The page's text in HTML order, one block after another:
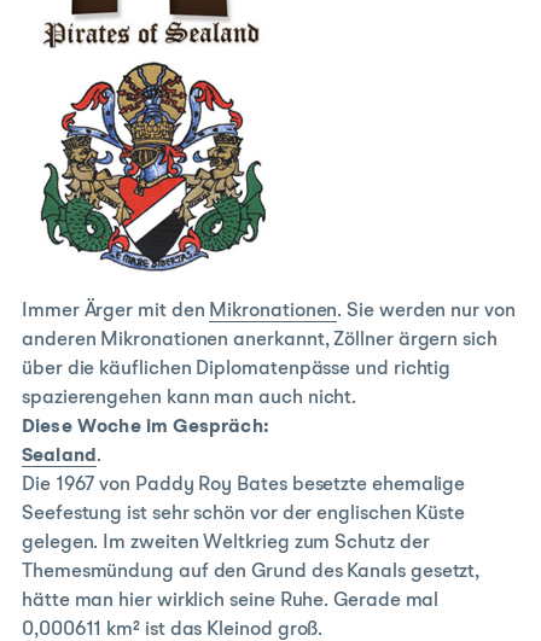
Immer Ärger mit den Mikronationen. Sie werden nur von
anderen Mikronationen anerkannt, Zöllner ärgern sich
über die käuflichen Diplomatenpässe und richtig
spazierengehen kann man auch nicht.
Diese Woche im Gespräch:
Sealand .
Die 1967 von Paddy Roy Bates besetzte ehemalige
Seefestung ist sehr schön vor der englischen Küste
gelegen. Im zweiten Weltkrieg zum Schutz der
Themesmündung auf den Grund des Kanals gesetzt,
hätte man hier wirklich seine Ruhe. Gerade mal
0,000611 km² ist das Kleinod groß.